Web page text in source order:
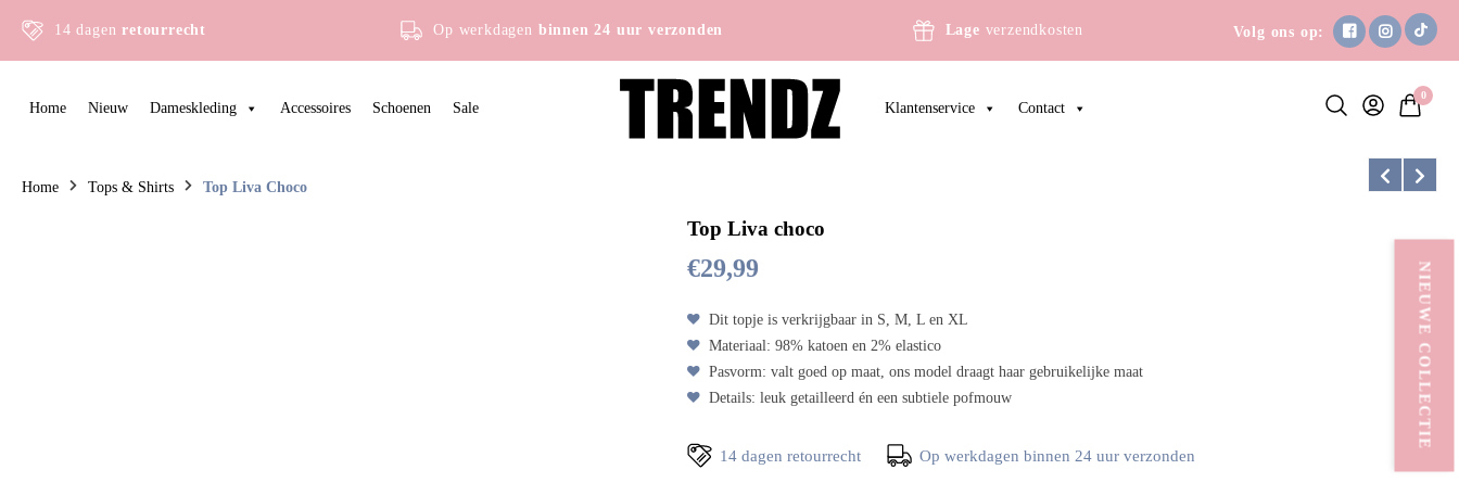
14 dagenretourrecht Op werkdagen binnen 24 uur verzonden Lage verzendkosten Volg ons op:
Home Nieuw Dameskleding Accessoires Schoenen Sale Klantenservice Contact
0
NIEUWE COLLECTIE
Home Tops & Shirts Top Liva Choco
Top Liva choco
€29,99
Dit topje is verkrijgbaar in S, M, L en XL
Materiaal: 98% katoen en 2% elastico
Pasvorm: valt goed op maat, ons model draagt haar gebruikelijke maat
Details: leuk getailleerd én een subtiele pofmouw
14 dagen retourrecht Op werkdagen binnen 24 uur verzonden